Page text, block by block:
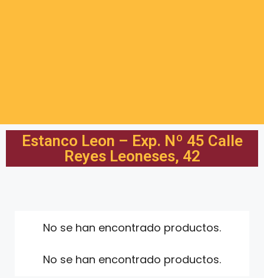
Estanco Leon – Exp. Nº 45 Calle
Reyes Leoneses, 42
No se han encontrado productos.
No se han encontrado productos.